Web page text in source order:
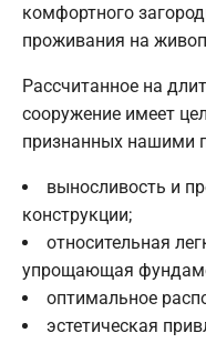
комфортного
проживания на
Рассчитанное на
сооружение имеет
признанных нашими
выносливость и
конструкции;
относительная
упрощающая
оптимальное
эстетическая